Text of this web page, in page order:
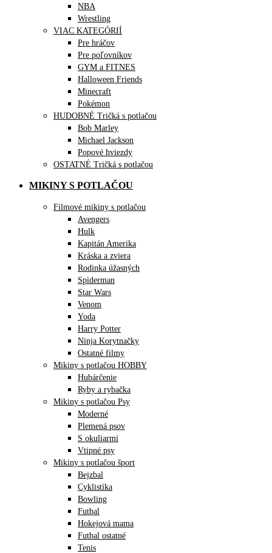
NBA
Wrestling
VIAC KATEGÓRIÍ
Pre hráčov
Pre poľovníkov
GYM a FITNES
Halloween Friends
Minecraft
Pokémon
HUDOBNÉ Tričká s potlačou
Bob Marley
Michael Jackson
Popové hviezdy
OSTATNÉ Tričká s potlačou
MIKINY S POTLAČOU
Filmové mikiny s potlačou
Avengers
Hulk
Kapitán Amerika
Kráska a zviera
Rodinka úžasných
Spiderman
Star Wars
Venom
Yoda
Harry Potter
Ninja Korytnačky
Ostatné filmy
Mikiny s potlačou HOBBY
Hubárčenie
Ryby a rybačka
Mikiny s potlačou Psy
Moderné
Plemená psov
S okuliarmi
Vtipné psy
Mikiny s potlačou šport
Bejzbal
Cyklistika
Bowling
Futbal
Hokejová mama
Futbal ostatné
Tenis